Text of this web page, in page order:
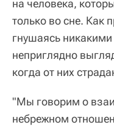
на человека,
только во сне. Как
гнушаясь
неприглядно
когда от них
"Мы говорим о
небрежном